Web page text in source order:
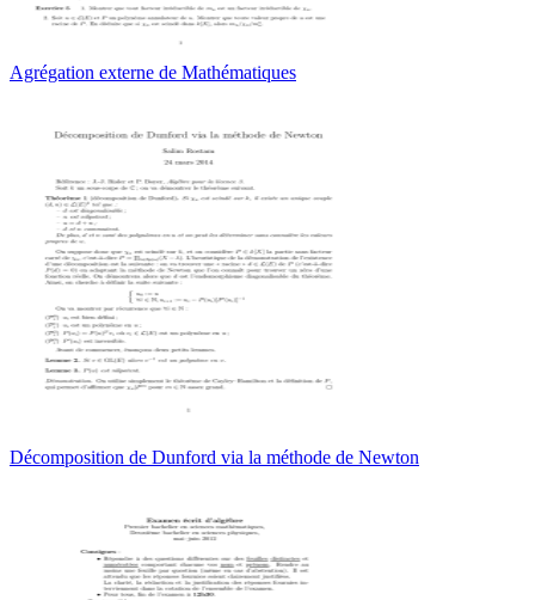
Agrégation externe de Mathématiques
Décomposition de Dunford via la méthode de Newton